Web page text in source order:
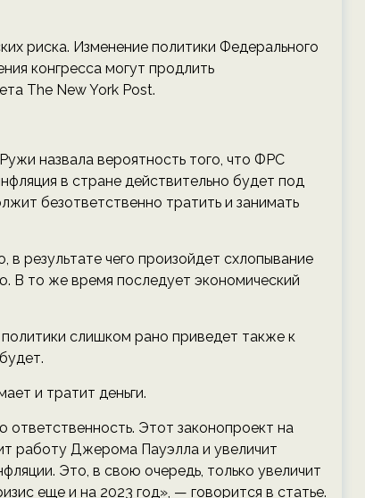
риска. Изменение политики Федерального
конгресса могут продлить
The New York Post.
назвала вероятность того, что ФРС
в стране действительно будет под
безответственно тратить и занимать
результате чего произойдет схлопывание
В то же время последует экономический
слишком рано приведет также к
и тратит деньги.
ответственность. Этот законопроект на
работу Джерома Пауэлла и увеличит
Это, в свою очередь, только увеличит
еще и на 2023 год», — говорится в статье.